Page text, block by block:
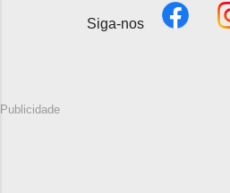
Siga-nos
Publicidade